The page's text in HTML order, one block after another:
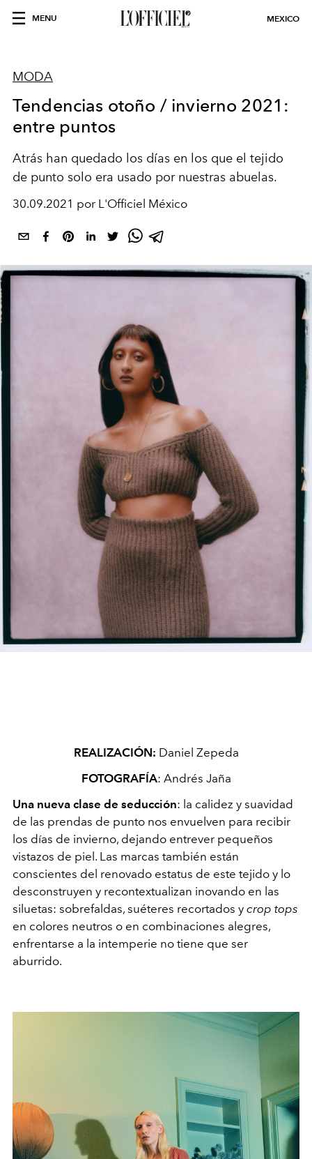
MENU MEXICO
MODA
Tendencias otoño / invierno 2021:
entre puntos
Atrás han quedado los días en los que el tejido
de punto solo era usado por nuestras abuelas.
30.09.2021 por L'Officiel México
REALIZACIÓN: Daniel Zepeda
FOTOGRAFÍA: Andrés Jaña
Una nueva clase de seducción: la calidez y suavidad
de las prendas de punto nos envuelven para recibir
los días de invierno, dejando entrever pequeños
vistazos de piel. Las marcas también están
conscientes del renovado estatus de este tejido y lo
desconstruyen y recontextualizan inovando en las
siluetas: sobrefaldas, suéteres recortados y crop tops
en colores neutros o en combinaciones alegres,
enfrentarse a la intemperie no tiene que ser
aburrido.